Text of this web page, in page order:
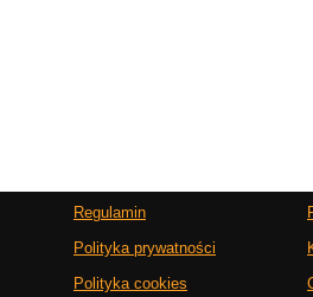
Regulamin
Polityka prywatności
Polityka cookies